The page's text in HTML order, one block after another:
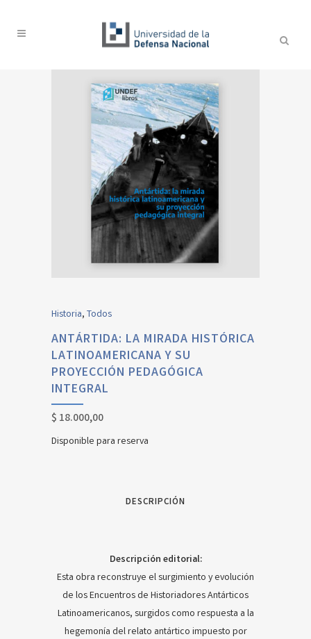
Historia, Todos
ANTÁRTIDA: LA MIRADA HISTÓRICA
LATINOAMERICANA Y SU
PROYECCIÓN PEDAGÓGICA
INTEGRAL
$ 18.000,00
Disponible para reserva
DESCRIPCIÓN
Descripción editorial:
Esta obra reconstruye el surgimiento y evolución
de los Encuentros de Historiadores Antárticos
Latinoamericanos, surgidos como respuesta a la
hegemonía del relato antártico impuesto por